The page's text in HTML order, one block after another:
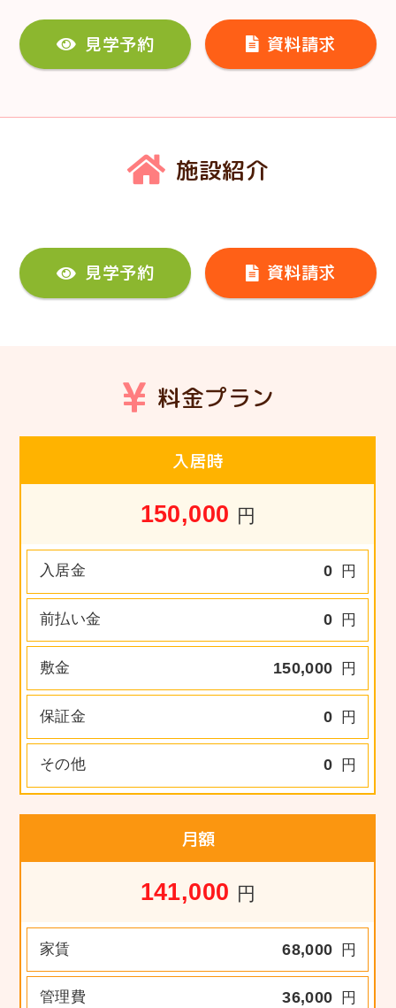
見学予約 資料請求
施設紹介
見学予約 資料請求
料金プラン
入居時
150,000 円
入居金 0 円
前払い金 0 円
敷金 150,000 円
保証金 0 円
その他 0 円
月額
141,000 円
家賃 68,000 円
管理費 36,000 円